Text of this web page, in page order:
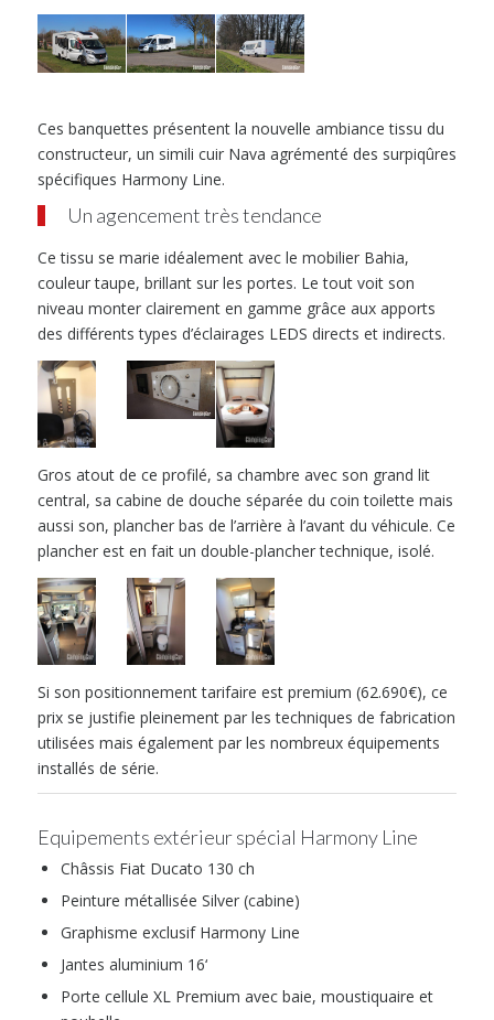
Ces banquettes présentent la nouvelle ambiance tissu du
constructeur, un simili cuir Nava agrémenté des surpiqûres
spécifiques Harmony Line.
Un agencement très tendance
Ce tissu se marie idéalement avec le mobilier Bahia,
couleur taupe, brillant sur les portes. Le tout voit son
niveau monter clairement en gamme grâce aux apports
des différents types d’éclairages LEDS directs et indirects.
Gros atout de ce profilé, sa chambre avec son grand lit
central, sa cabine de douche séparée du coin toilette mais
aussi son, plancher bas de l’arrière à l’avant du véhicule. Ce
plancher est en fait un double-plancher technique, isolé.
Si son positionnement tarifaire est premium (62.690€), ce
prix se justifie pleinement par les techniques de fabrication
utilisées mais également par les nombreux équipements
installés de série.
Equipements extérieur spécial Harmony Line
Châssis Fiat Ducato 130 ch
Peinture métallisée Silver (cabine)
Graphisme exclusif Harmony Line
Jantes aluminium 16‘
Porte cellule XL Premium avec baie, moustiquaire et